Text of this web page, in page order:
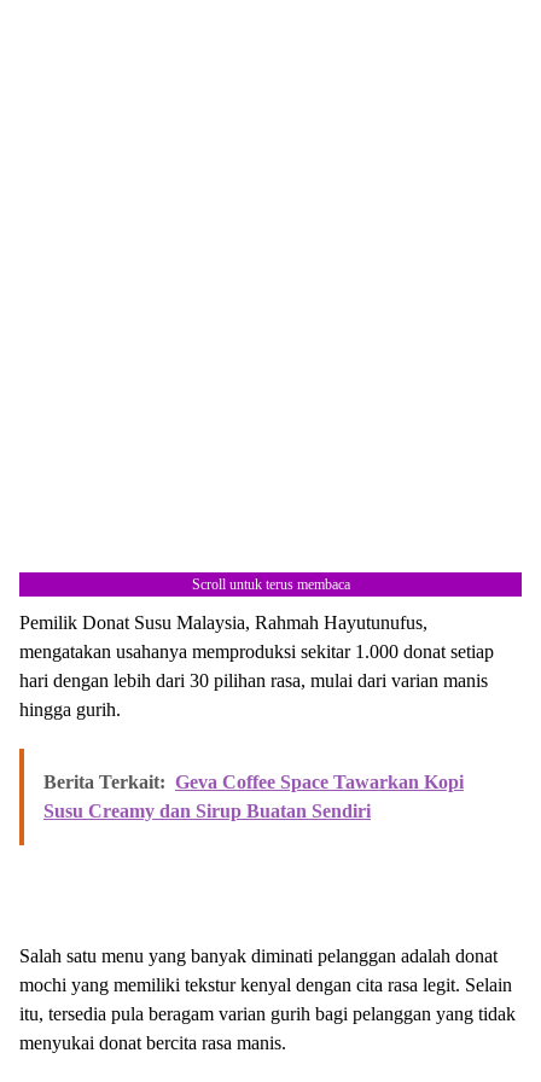
Scroll untuk terus membaca
Pemilik Donat Susu Malaysia, Rahmah Hayutunufus,
mengatakan usahanya memproduksi sekitar 1.000 donat setiap
hari dengan lebih dari 30 pilihan rasa, mulai dari varian manis
hingga gurih.
Berita Terkait: Geva Coffee Space Tawarkan Kopi
Susu Creamy dan Sirup Buatan Sendiri
Salah satu menu yang banyak diminati pelanggan adalah donat
mochi yang memiliki tekstur kenyal dengan cita rasa legit. Selain
itu, tersedia pula beragam varian gurih bagi pelanggan yang tidak
menyukai donat bercita rasa manis.